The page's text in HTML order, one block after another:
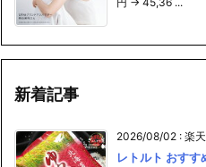
新着記事
2026/08/02 : 楽
レトルト おすす